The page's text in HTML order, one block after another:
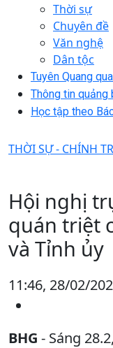
Thời sự
Chuyên đề
Văn nghệ
Dân tộc
Tuyên Quang
Thông tin quảng
Học tập theo
THỜI SỰ - CHÍNH
Hội nghị
quán triệt
và Tỉnh ủy
11:46, 28/02/
BHG - Sáng